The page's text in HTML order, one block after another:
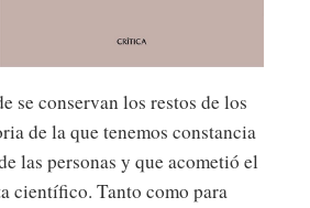
se conservan los restos de los
de la que tenemos constancia
las personas y que acometió el
científico. Tanto como para